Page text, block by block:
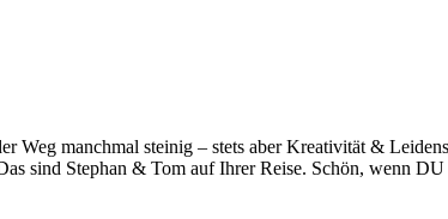
manchmal steinig – stets aber Kreativität &
sind Stephan & Tom auf Ihrer Reise. Schön, wenn